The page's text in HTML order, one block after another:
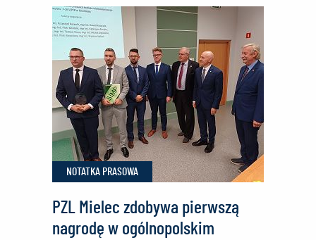
kadłubem
tylnym
wyprodukowanym
w
PZL
Mielec
NOTATKA PRASOWA
PZL Mielec zdobywa pierwszą
nagrodę w ogólnopolskim